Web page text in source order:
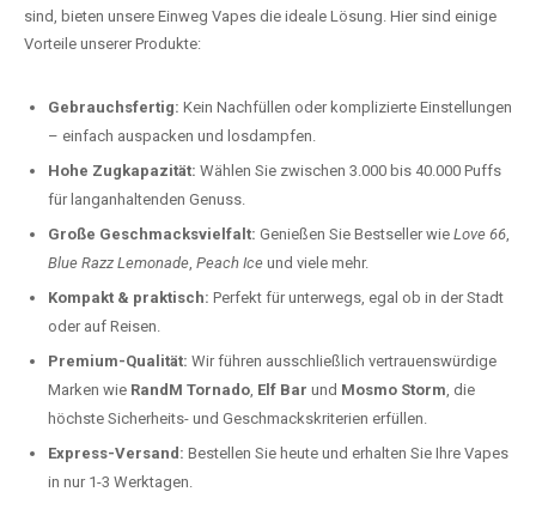
sind, bieten unsere Einweg Vapes die ideale Lösung. Hier sind einige
Vorteile unserer Produkte:
Gebrauchsfertig: Kein Nachfüllen oder komplizierte Einstellungen
– einfach auspacken und losdampfen.
Hohe Zugkapazität: Wählen Sie zwischen 3.000 bis 40.000 Puffs
für langanhaltenden Genuss.
Große Geschmacksvielfalt: Genießen Sie Bestseller wie Love 66,
Blue Razz Lemonade, Peach Ice und viele mehr.
Kompakt & praktisch: Perfekt für unterwegs, egal ob in der Stadt
oder auf Reisen.
Premium-Qualität: Wir führen ausschließlich vertrauenswürdige
Marken wie RandM Tornado, Elf Bar und Mosmo Storm, die
höchste Sicherheits- und Geschmackskriterien erfüllen.
Express-Versand: Bestellen Sie heute und erhalten Sie Ihre Vapes
in nur 1-3 Werktagen.